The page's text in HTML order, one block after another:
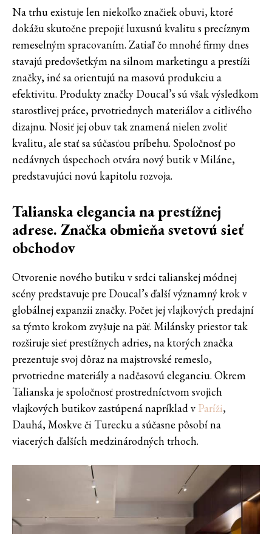
Na trhu existuje len niekoľko značiek obuvi, ktoré
dokážu skutočne prepojiť luxusnú kvalitu s precíznym
remeselným spracovaním. Zatiaľ čo mnohé firmy dnes
stavajú predovšetkým na silnom marketingu a prestíži
značky, iné sa orientujú na masovú produkciu a
efektivitu. Produkty značky Doucal’s sú však výsledkom
starostlivej práce, prvotriednych materiálov a citlivého
dizajnu. Nosiť jej obuv tak znamená nielen zvoliť
kvalitu, ale stať sa súčasťou príbehu. Spoločnosť po
nedávnych úspechoch otvára nový butik v Miláne,
predstavujúci novú kapitolu rozvoja.
Talianska elegancia na prestížnej
adrese. Značka obmieňa svetovú sieť
obchodov
Otvorenie nového butiku v srdci talianskej módnej
scény predstavuje pre Doucal’s ďalší významný krok v
globálnej expanzii značky. Počet jej vlajkových predajní
sa týmto krokom zvyšuje na päť. Milánsky priestor tak
rozširuje sieť prestížnych adries, na ktorých značka
prezentuje svoj dôraz na majstrovské remeslo,
prvotriedne materiály a nadčasovú eleganciu. Okrem
Talianska je spoločnosť prostredníctvom svojich
vlajkových butikov zastúpená napríklad v Paríži,
Dauhá, Moskve či Turecku a súčasne pôsobí na
viacerých ďalších medzinárodných trhoch.